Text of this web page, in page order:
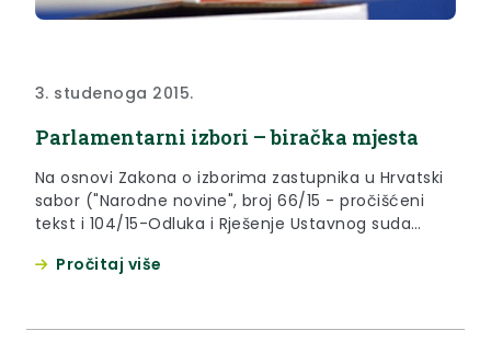
3. studenoga 2015.
Parlamentarni izbori – biračka mjesta
Na osnovi Zakona o izborima zastupnika u Hrvatski
sabor ("Narodne novine", broj 66/15 - pročišćeni
tekst i 104/15-Odluka i Rješenje Ustavnog suda
2015., dalje: Zakon) Izborno povjerenstvo III. izborne
Pročitaj više